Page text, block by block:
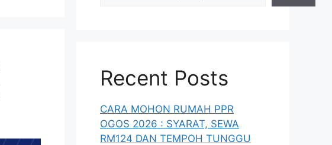
Recent Posts
CARA MOHON RUMAH PPR
OGOS 2026 : SYARAT, SEWA
RM124 DAN TEMPOH TUNGGU